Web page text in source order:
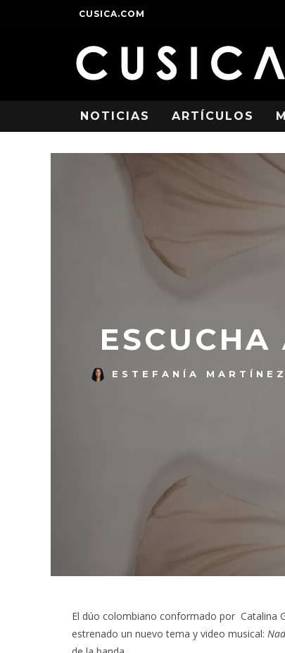
CUSICA.COM
NOTICIAS ARTÍCULOS
ESCUCHA
ESTEFANÍA MARTÍNEZ
El dúo colombiano conformado por Catalina
estrenado un nuevo tema y video musical: